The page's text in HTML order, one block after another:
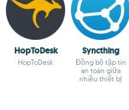
HopToDesk
HopToDesk
Syncthing
Đồng bộ tập tin
an toàn giữa
nhiều thiết bị